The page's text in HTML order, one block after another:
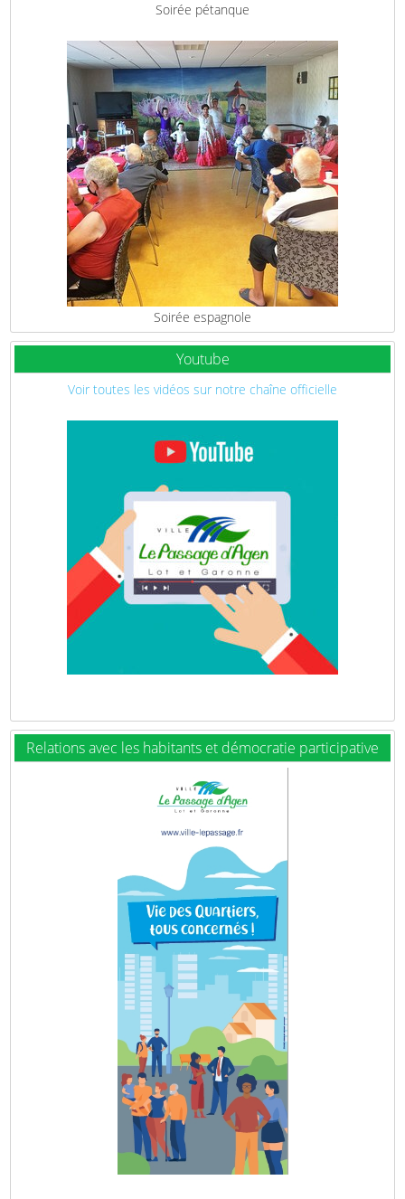
Soirée pétanque
Soirée espagnole
Youtube
Voir toutes les vidéos sur notre chaîne officielle
Relations avec les habitants et démocratie participative